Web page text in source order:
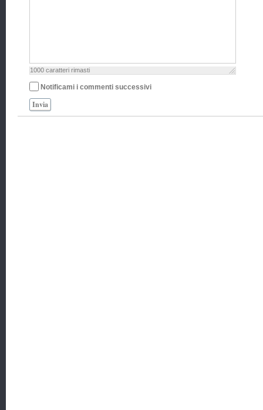
1000 caratteri rimasti
Notificami i commenti successivi
Invia